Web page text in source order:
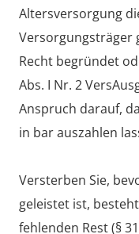
Altersversorgung
Versorgungsträger
Recht begründet
Abs. I Nr. 2
Anspruch darauf,
in bar auszahlen
Versterben Sie,
geleistet ist,
fehlenden Rest (§